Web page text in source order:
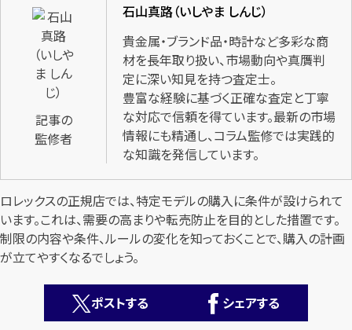
記事の
監修者
石山真路（いしやま しんじ）
貴金属・ブランド品・時計など多彩な商
材を長年取り扱い、市場動向や真贋判
定に深い知見を持つ査定士。
豊富な経験に基づく正確な査定と丁寧
な対応で信頼を得ています。最新の市場
情報にも精通し、コラム監修では実践的
な知識を発信しています。
ロレックスの正規店では、特定モデルの購入に条件が設けられて
います。これは、需要の高まりや転売防止を目的とした措置です。
制限の内容や条件、ルールの変化を知っておくことで、購入の計画
が立てやすくなるでしょう。
ポストする シェアする